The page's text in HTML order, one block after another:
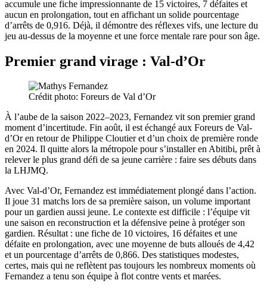
accumule une fiche impressionnante de 15 victoires, 7 défaites et
aucun en prolongation, tout en affichant un solide pourcentage
d’arrêts de 0,916. Déjà, il démontre des réflexes vifs, une lecture du
jeu au-dessus de la moyenne et une force mentale rare pour son âge.
Premier grand virage : Val-d’Or
Crédit photo: Foreurs de Val d’Or
À l’aube de la saison 2022–2023, Fernandez vit son premier grand
moment d’incertitude. Fin août, il est échangé aux Foreurs de Val-
d’Or en retour de Philippe Cloutier et d’un choix de première ronde
en 2024. Il quitte alors la métropole pour s’installer en Abitibi, prêt à
relever le plus grand défi de sa jeune carrière : faire ses débuts dans
la LHJMQ.
Avec Val-d’Or, Fernandez est immédiatement plongé dans l’action.
Il joue 31 matchs lors de sa première saison, un volume important
pour un gardien aussi jeune. Le contexte est difficile : l’équipe vit
une saison en reconstruction et la défensive peine à protéger son
gardien. Résultat : une fiche de 10 victoires, 16 défaites et une
défaite en prolongation, avec une moyenne de buts alloués de 4,42
et un pourcentage d’arrêts de 0,866. Des statistiques modestes,
certes, mais qui ne reflètent pas toujours les nombreux moments où
Fernandez a tenu son équipe à flot contre vents et marées.